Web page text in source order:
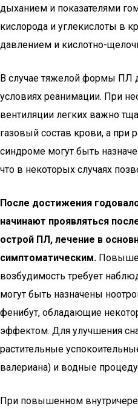
дыханием и показателями
кислорода и углекислоты в
давлением и кислотно-
В случае тяжелой формы ПЛ
условиях реанимации. При
вентиляции легких важно
газовый состав крови, а при
синдроме могут быть
что в некоторых случаях
После достижения
начинают проявляться
острой ПЛ, лечение в
симптоматическим.
возбудимость требует
могут быть назначены
фенибут, обладающие
эффектом. Для улучшения
растительные
валериана) и водные
При повышенном